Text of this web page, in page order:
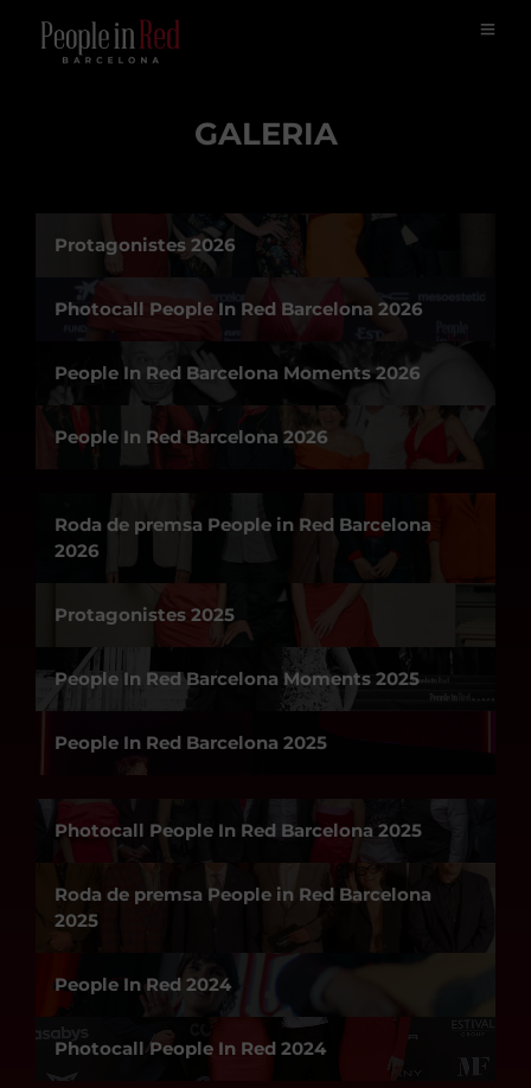
GALERIA
Protagonistes 2026
Photocall People In Red Barcelona 2026
People In Red Barcelona Moments 2026
People In Red Barcelona 2026
Roda de premsa People in Red Barcelona
2026
Protagonistes 2025
People In Red Barcelona Moments 2025
People In Red Barcelona 2025
Photocall People In Red Barcelona 2025
Roda de premsa People in Red Barcelona
2025
People In Red 2024
Photocall People In Red 2024